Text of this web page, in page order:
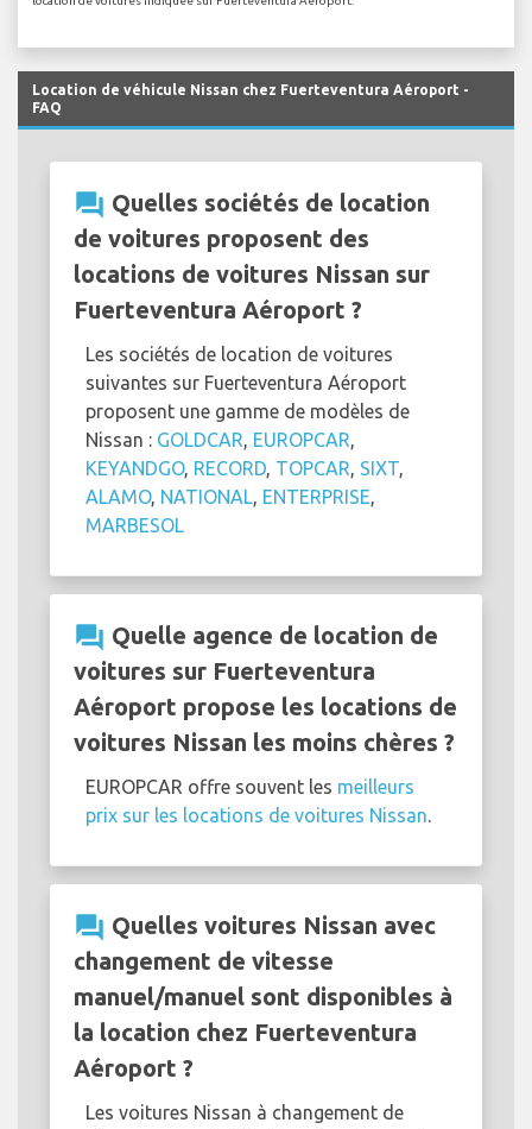
Location de véhicule Nissan chez Fuerteventura Aéroport -
FAQ
question_answer Quelles sociétés de location
de voitures proposent des
locations de voitures Nissan sur
Fuerteventura Aéroport ?
Les sociétés de location de voitures
suivantes sur Fuerteventura Aéroport
proposent une gamme de modèles de
Nissan : GOLDCAR, EUROPCAR,
KEYANDGO, RECORD, TOPCAR, SIXT,
ALAMO, NATIONAL, ENTERPRISE,
MARBESOL
question_answer Quelle agence de location de
voitures sur Fuerteventura
Aéroport propose les locations de
voitures Nissan les moins chères ?
EUROPCAR offre souvent les meilleurs
prix sur les locations de voitures Nissan.
question_answer Quelles voitures Nissan avec
changement de vitesse
manuel/manuel sont disponibles à
la location chez Fuerteventura
Aéroport ?
Les voitures Nissan à changement de